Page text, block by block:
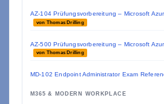
AZ-104 Prüfungsvorbereitung – Microsoft
von Thomas Drilling
AZ-500 Prüfungsvorbereitung – Microsoft
von Thomas Drilling
MD-102 Endpoint Administrator Exam
M365 & MODERN WORKPLACE